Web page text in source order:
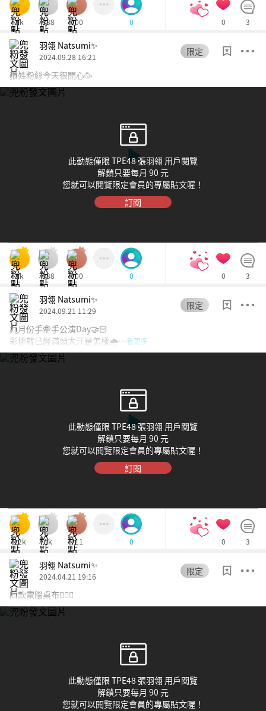
1k 888 600 0 0 3
羽翎 Natsumi✨
2024.09.28 16:21
限定
張姓粉絲今天很開心🥳
此動態僅限 TPE48 張羽翎 用戶閱覽
解鎖只要每月 90 元
您就可以閱覽限定會員的專屬貼文喔！
訂閱
1k 888 600 0 0 3
羽翎 Natsumi✨
2024.09.21 11:29
限定
九月份手牽手公演Day🤝🏻
彩排就已經滿頭大汗是怎樣🌧️…看更多
此動態僅限 TPE48 張羽翎 用戶閱覽
解鎖只要每月 90 元
您就可以閱覽限定會員的專屬貼文喔！
訂閱
12k 1k 711 0 0 3
羽翎 Natsumi✨
2024.04.21 19:16
限定
同款電腦桌布🙋🏻‍♀️
此動態僅限 TPE48 張羽翎 用戶閱覽
解鎖只要每月 90 元
您就可以閱覽限定會員的專屬貼文喔！